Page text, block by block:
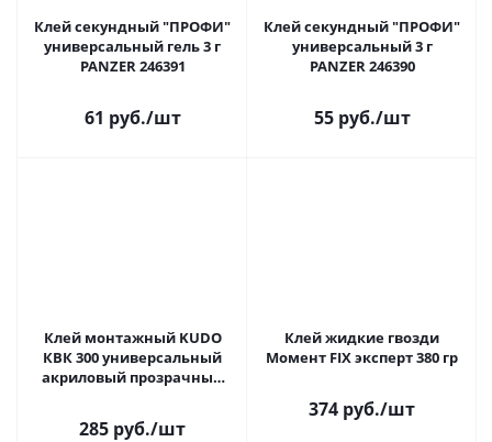
Клей секундный "ПРОФИ"
универсальный гель 3 г
PANZER 246391
61 руб./шт
Клей секундный "ПРОФИ"
универсальный 3 г
PANZER 246390
55 руб./шт
Клей монтажный KUDO
КВК 300 универсальный
акриловый прозрачный
(12)
285 руб./шт
Клей жидкие гвозди
Момент FIX эксперт 380 гр
374 руб./шт